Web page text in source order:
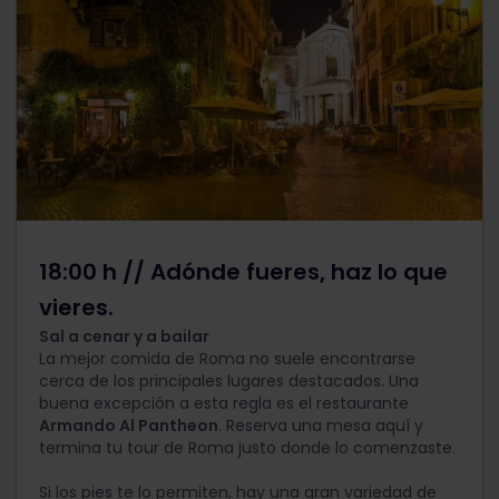
18:00 h // Adónde fueres, haz lo que
vieres.
Sal a cenar y a bailar
La mejor comida de Roma no suele encontrarse
cerca de los principales lugares destacados. Una
buena excepción a esta regla es el restaurante
Armando Al Pantheon. Reserva una mesa aquí y
termina tu tour de Roma justo donde lo comenzaste.
Si los pies te lo permiten, hay una gran variedad de